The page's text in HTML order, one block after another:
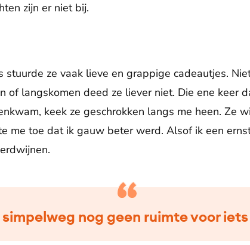
zijn er niet bij.
stuurde ze vaak lieve en grappige cadeautjes.
of langskomen deed ze liever niet. Die ene keer
keek ze geschrokken langs me heen. Ze
me toe dat ik gauw beter werd. Alsof ik een
simpelweg nog geen ruimte voor